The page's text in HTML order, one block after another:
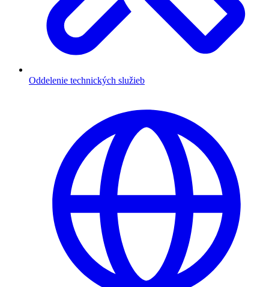
Oddelenie technických služieb